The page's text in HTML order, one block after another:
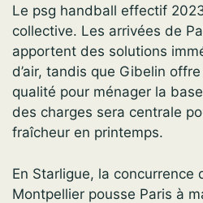
Le psg handball effectif
collective. Les arrivées de
apportent des solutions
d’air, tandis que Gibelin
qualité pour ménager la
des charges sera centrale
fraîcheur en printemps.
En Starligue, la concurrence
Montpellier pousse Paris à